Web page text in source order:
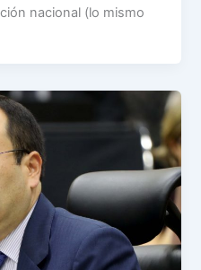
nacional (lo mismo